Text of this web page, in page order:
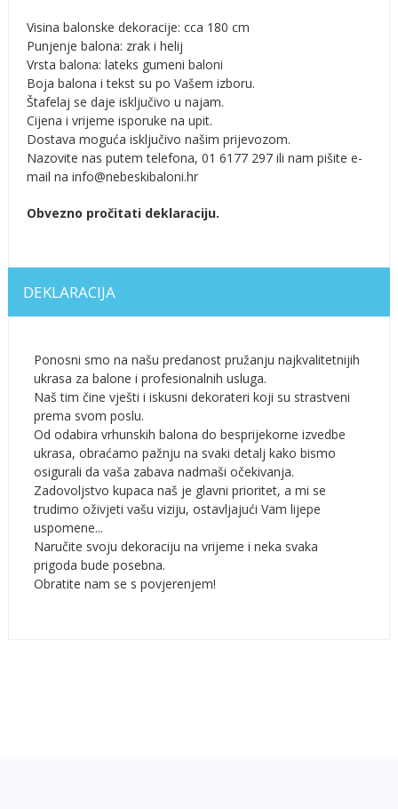
Visina balonske dekoracije: cca 180 cm
Punjenje balona: zrak i helij
Vrsta balona: lateks gumeni baloni
Boja balona i tekst su po Vašem izboru.
Štafelaj se daje isključivo u najam.
Cijena i vrijeme isporuke na upit.
Dostava moguća isključivo našim prijevozom.
Nazovite nas putem telefona, 01 6177 297 ili nam pišite e-
mail na info@nebeskibaloni.hr
Obvezno pročitati deklaraciju.
DEKLARACIJA
Ponosni smo na našu predanost pružanju najkvalitetnijih
ukrasa za balone i profesionalnih usluga.
Naš tim čine vješti i iskusni dekorateri koji su strastveni
prema svom poslu.
Od odabira vrhunskih balona do besprijekorne izvedbe
ukrasa, obraćamo pažnju na svaki detalj kako bismo
osigurali da vaša zabava nadmaši očekivanja.
Zadovoljstvo kupaca naš je glavni prioritet, a mi se
trudimo oživjeti vašu viziju, ostavljajući Vam lijepe
uspomene...
Naručite svoju dekoraciju na vrijeme i neka svaka
prigoda bude posebna.
Obratite nam se s povjerenjem!